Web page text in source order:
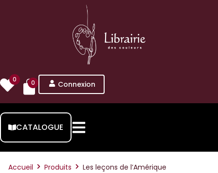
0 0 Connexion
CATALOGUE
Accueil Produits Les leçons de l’Amérique